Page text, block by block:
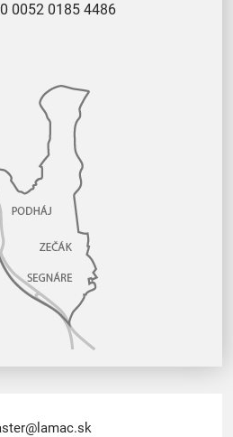
0052 0185 4486